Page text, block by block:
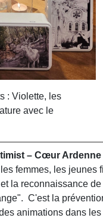
: Violette, les
avec le
– Cœur
femmes, les jeunes
la reconnaissance
C'est la
animations dans